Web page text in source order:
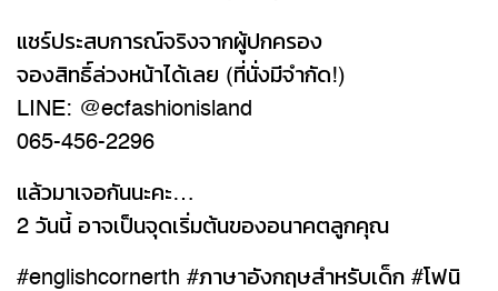
แชร์ประสบการณ์จริงจากผู้ปกครอง
จองสิทธิ์ล่วงหน้าได้เลย (ที่นั่งมีจำกัด!)
LINE: @ecfashionisland
065-456-2296
แล้วมาเจอกันนะคะ…
2 วันนี้ อาจเป็นจุดเริ่มต้นของอนาคตลูกคุณ
#englishcornerth #ภาษาอังกฤษสำหรับเด็ก #โฟนิ